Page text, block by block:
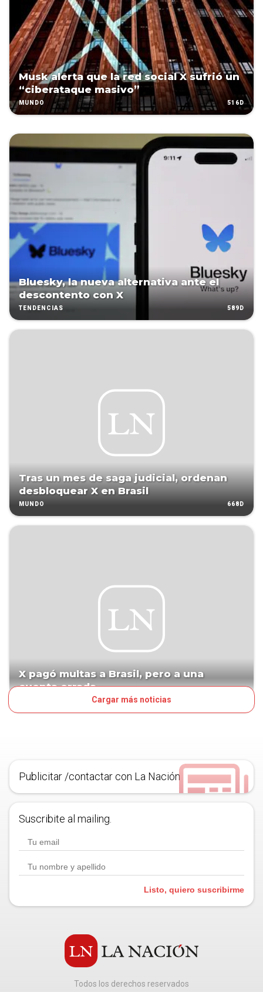
Musk alerta que la red social X sufrió un
“ciberataque masivo”
MUNDO 516D
Bluesky, la nueva alternativa ante el
descontento con X
TENDENCIAS 589D
Tras un mes de saga judicial, ordenan
desbloquear X en Brasil
MUNDO 668D
X pagó multas a Brasil, pero a una
cuenta errada
Cargar más noticias
Publicitar /contactar con La Nación
Suscribite al mailing.
Listo, quiero suscribirme
Todos los derechos reservados